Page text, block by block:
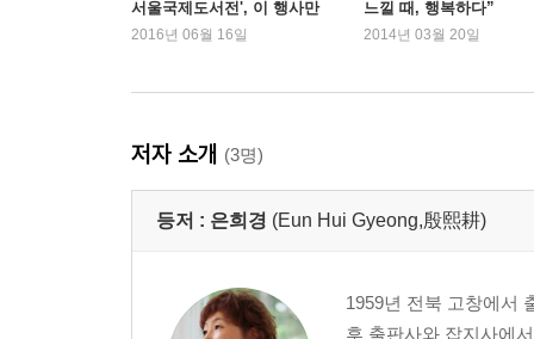
서울국제도서전', 이 행사만
은!
2016년 06월 16일
느낄 때, 행복하다”
2014년 03월 20일
저자 소개 (3명)
등저 : 은희경 (Eun Hui Gyeong,殷熙耕)
1959년 전북 고창에서
후 출판사와 잡지사에